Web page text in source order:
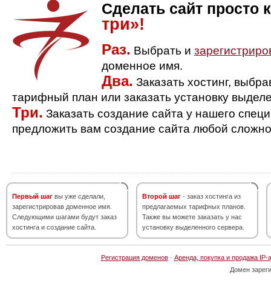
Сделать сайт просто
три»!
Раз. Выбрать и
доменное имя.
Два. Заказать хостинг,
тарифный план или заказать установку
Три. Заказать создание сайта у нашего
предложить вам создание сайта любой
Первый шаг вы уже сделали,
зарегистрировав доменное имя.
Следующими шагами будут заказ
хостинга и создание сайта.
Второй шаг - заказ хостинга из
предлагаемых тарифных планов.
Также вы можете заказать у нас
установку выделенного сервера.
Регистрация доменов· Аренда, покупка и продажа IP-
Домен